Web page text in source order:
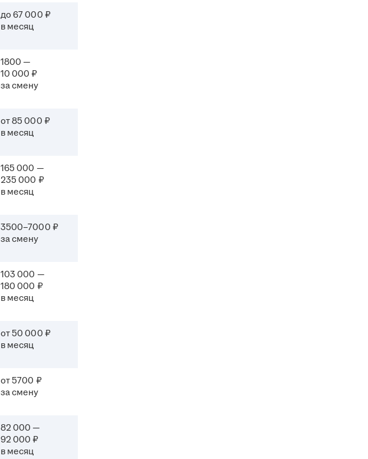
до 67 000 ₽
в месяц
1800 —
10 000 ₽
за смену
от 85 000 ₽
в месяц
165 000 —
235 000 ₽
в месяц
3500–7000 ₽
за смену
103 000 —
180 000 ₽
в месяц
от 50 000 ₽
в месяц
от 5700 ₽
за смену
82 000 —
92 000 ₽
в месяц